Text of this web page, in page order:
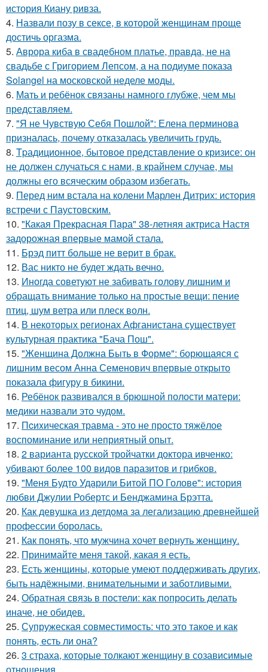
история Киану ривза.
4. Назвали позу в сексе, в которой женщинам проще
достичь оргазма.
5. Аврора киба в свадебном платье, правда, не на
свадьбе с Григорием Лепсом, а на подиуме показа
Solangel на московской неделе моды.
6. Мать и ребёнок связаны намного глубже, чем мы
представляем.
7. "Я не Чувствую Себя Пошлой": Елена перминова
призналась, почему отказалась увеличить грудь.
8. Tpадиционное, бытовое представление о кризисе: он
не должен случаться с нами, в крайнем случае, мы
должны его всяческим образом избегать.
9. Перед ним встала на колени Марлен Дитрих: история
встречи с Паустовским.
10. "Какая Прекрасная Пара" 38-летняя актриса Настя
задорожная впервые мамой стала.
11. Брэд питт больше не верит в брак.
12. Вас никто не будет ждать вечно.
13. Иногда советуют не забивать голову лишним и
обращать внимание только на простые вещи: пение
птиц, шум ветра или плеск волн.
14. В некоторых регионах Афганистана существует
культурная практика "Бача Пош".
15. "Женщина Должна Быть в Форме": борющаяся с
лишним весом Анна Семенович впервые открыто
показала фигуру в бикини.
16. Ребёнок развивался в брюшной полости матери:
медики назвали это чудом.
17. Пcиxическая травма - это не просто тяжёлое
воспоминание или неприятный опыт.
18. 2 варианта русской тройчатки доктора ивченко:
убивают более 100 видов паразитов и грибков.
19. "Меня Будто Ударили Битой ПО Голове": история
любви Джулии Робертс и Бенджамина Брэтта.
20. Как девушка из детдома за легализацию древнейшей
профессии боролась.
21. Как понять, что мужчина хочет вернуть женщину.
22. Принимайте меня такой, какая я есть.
23. Есть женщины, которые умеют поддерживать других,
быть надёжными, внимательными и заботливыми.
24. Обратная связь в постели: как попросить делать
иначе, не обидев.
25. Супружеская совместимость: что это такое и как
понять, есть ли она?
26. 3 страха, которые толкают женщину в созависимые
отношения.